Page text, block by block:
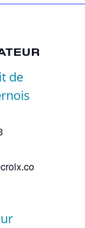
de